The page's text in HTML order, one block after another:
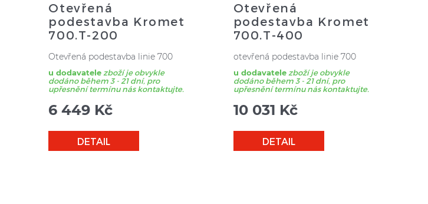
Otevřená
podestavba Kromet
700.T-200
Otevřená podestavba linie 700
u dodavatele zboží je obvykle
dodáno během 3 - 21 dní, pro
upřesnění termínu nás kontaktujte.
6 449 Kč
DETAIL
Otevřená
podestavba Kromet
700.T-400
otevřená podestavba linie 700
u dodavatele zboží je obvykle
dodáno během 3 - 21 dní, pro
upřesnění termínu nás kontaktujte.
10 031 Kč
DETAIL